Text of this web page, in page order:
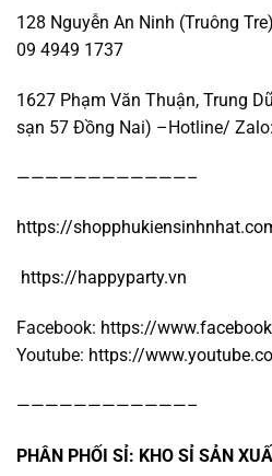
128 Nguyễn An Ninh (Truông
09 4949 1737
1627 Phạm Văn Thuận, Trung
sạn 57 Đồng Nai) –Hotline/
————————————–
https://
https://happyparty.vn
Facebook: https://
Youtube: https://
————————————–
PHÂN PHỐI SỈ: KHO SỈ SẢN